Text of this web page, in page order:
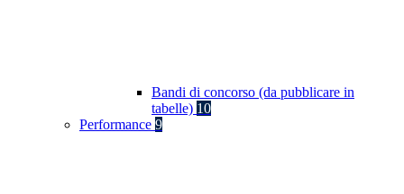
Bandi di concorso (da pubblicare in
tabelle) 10
Performance 9